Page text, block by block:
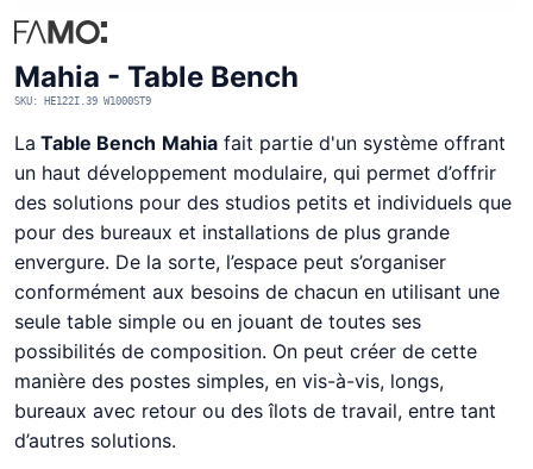
Mahia - Table Bench
SKU: HE122I.39 W1000ST9
La Table Bench Mahia fait partie d'un système offrant
un haut développement modulaire, qui permet d’offrir
des solutions pour des studios petits et individuels que
pour des bureaux et installations de plus grande
envergure. De la sorte, l’espace peut s’organiser
conformément aux besoins de chacun en utilisant une
seule table simple ou en jouant de toutes ses
possibilités de composition. On peut créer de cette
manière des postes simples, en vis-à-vis, longs,
bureaux avec retour ou des îlots de travail, entre tant
d’autres solutions.